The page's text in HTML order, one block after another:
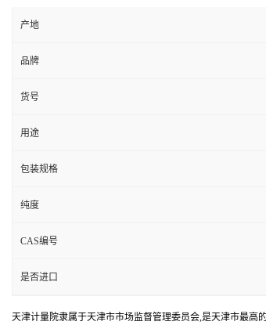
产地
品牌
货号
用途
包装规格
纯度
CAS编号
是否进口
天津计量院隶属于天津市市场监督管理委员会,是天津市最高